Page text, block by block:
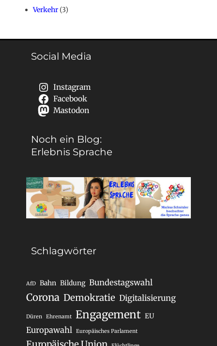
Verkehr (3)
Social Media
Instagram
Facebook
Mastodon
Noch ein Blog:
Erlebnis Sprache
Schlagwörter
AfD Bahn Bildung Bundestagswahl
Corona Demokratie Digitalisierung
Düren Ehrenamt Engagement EU
Europawahl Europäisches Parlament